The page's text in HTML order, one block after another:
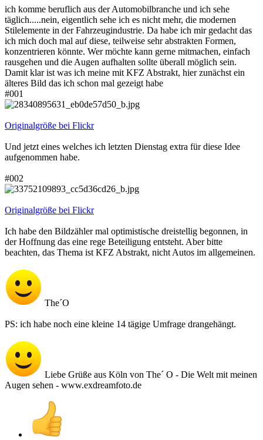
ich komme beruflich aus der Automobilbranche und ich sehe
täglich.....nein, eigentlich sehe ich es nicht mehr, die modernen
Stilelemente in der Fahrzeugindustrie. Da habe ich mir gedacht das
ich mich doch mal auf diese, teilweise sehr abstrakten Formen,
konzentrieren könnte. Wer möchte kann gerne mitmachen, einfach
rausgehen und die Augen aufhalten sollte überall möglich sein.
Damit klar ist was ich meine mit KFZ Abstrakt, hier zunächst ein
älteres Bild das ich schon mal gezeigt habe
#001
Originalgröße bei Flickr
Und jetzt eines welches ich letzten Dienstag extra für diese Idee
aufgenommen habe.
#002
Originalgröße bei Flickr
Ich habe den Bildzähler mal optimistische dreistellig begonnen, in
der Hoffnung das eine rege Beteiligung entsteht. Aber bitte
beachten, das Thema ist KFZ Abstrakt, nicht Autos im allgemeinen.
The´O
PS: ich habe noch eine kleine 14 tägige Umfrage drangehängt.
Liebe Grüße aus Köln von The´ O - Die Welt mit meinen
Augen sehen - www.exdreamfoto.de